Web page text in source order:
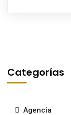
Categorías
Agencia